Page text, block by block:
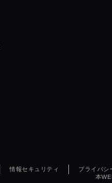
情報セキュリティ
プライバシ
本